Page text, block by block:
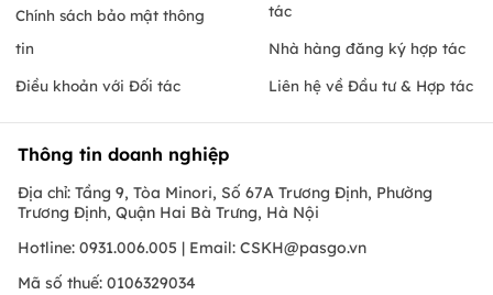
Chính sách bảo mật thông
tin
Điều khoản với Đối tác
tác
Nhà hàng đăng ký hợp tác
Liên hệ về Đầu tư & Hợp tác
Thông tin doanh nghiệp
Địa chỉ: Tầng 9, Tòa Minori, Số 67A Trương Định, Phường
Trương Định, Quận Hai Bà Trưng, Hà Nội
Hotline: 0931.006.005 | Email: CSKH@pasgo.vn
Mã số thuế: 0106329034